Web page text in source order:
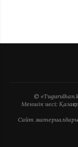
©
Меншік иесі:
Сайт